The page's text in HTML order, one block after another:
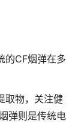
的CF烟弹在多
取物，关注健
弹则是传统电